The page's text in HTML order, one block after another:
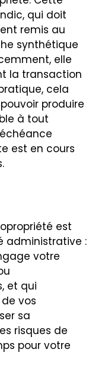
qui doit
remis au
synthétique
elle
la transaction
cela
produire
à tout
est en cours
est
administrative :
votre
et qui
vos
sa
risques de
pour votre